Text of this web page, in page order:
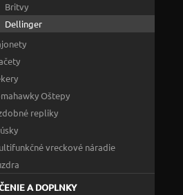
Britvy
Dellinger
Oštepy
repliky
vreckové náradie
A DOPLNKY